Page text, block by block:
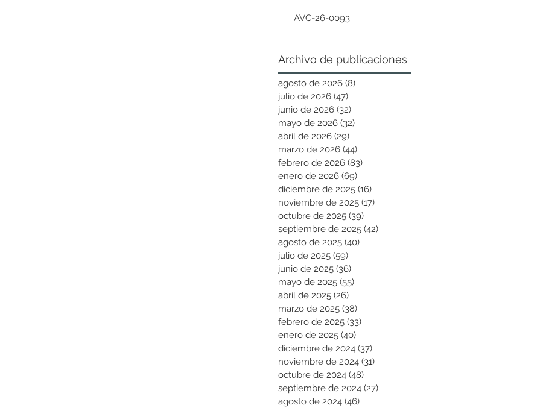
AVC-26-0093
Archivo de publicaciones
agosto de 2026 (8)
julio de 2026 (47)
junio de 2026 (32)
mayo de 2026 (32)
abril de 2026 (29)
marzo de 2026 (44)
febrero de 2026 (83)
enero de 2026 (69)
diciembre de 2025 (16)
noviembre de 2025 (17)
octubre de 2025 (39)
septiembre de 2025 (42)
agosto de 2025 (40)
julio de 2025 (59)
junio de 2025 (36)
mayo de 2025 (55)
abril de 2025 (26)
marzo de 2025 (38)
febrero de 2025 (33)
enero de 2025 (40)
diciembre de 2024 (37)
noviembre de 2024 (31)
octubre de 2024 (48)
septiembre de 2024 (27)
agosto de 2024 (46)